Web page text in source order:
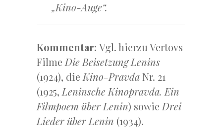
„Kino-Auge“.
Kommentar: Vgl. hierzu Vertovs
Filme Die Beisetzung Lenins
(1924), die Kino-PravdaNr. 21
(1925, Leninsche Kinopravda. Ein
Filmpoem über Lenin) sowie Drei
Lieder über Lenin (1934).